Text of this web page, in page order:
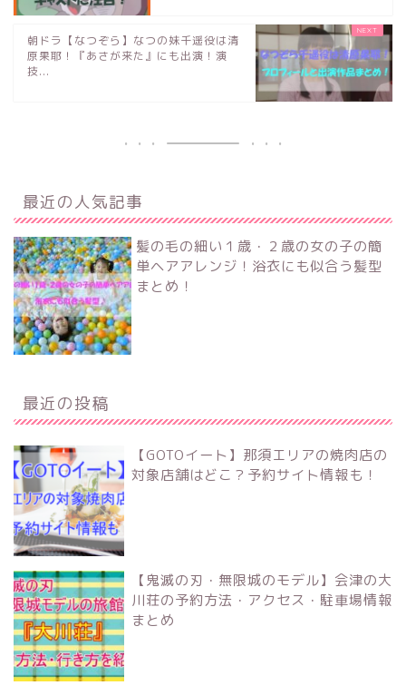
朝ドラ【なつぞら】なつの妹千遥役は清
原果耶！『あさが来た』にも出演！演
技...
最近の人気記事
髪の毛の細い１歳・２歳の女の子の簡
単ヘアアレンジ！浴衣にも似合う髪型
まとめ！
最近の投稿
【GOTOイート】那須エリアの焼肉店の
対象店舗はどこ？予約サイト情報も！
【鬼滅の刃・無限城のモデル】会津の大
川荘の予約方法・アクセス・駐車場情報
まとめ